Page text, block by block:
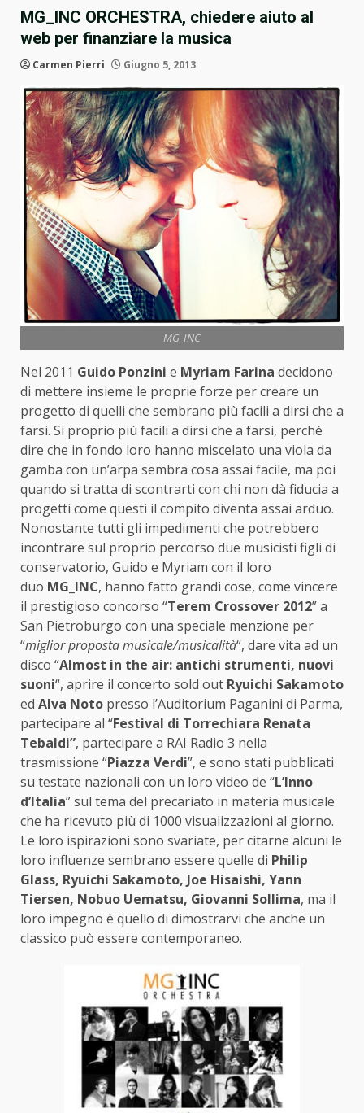
MG_INC ORCHESTRA, chiedere aiuto al
web per finanziare la musica
Carmen Pierri Giugno 5, 2013
MG_INC
Nel 2011 Guido Ponzini e Myriam Farina decidono
di mettere insieme le proprie forze per creare un
progetto di quelli che sembrano più facili a dirsi che a
farsi. Si proprio più facili a dirsi che a farsi, perché
dire che in fondo loro hanno miscelato una viola da
gamba con un’arpa sembra cosa assai facile, ma poi
quando si tratta di scontrarti con chi non dà fiducia a
progetti come questi il compito diventa assai arduo.
Nonostante tutti gli impedimenti che potrebbero
incontrare sul proprio percorso due musicisti figli di
conservatorio, Guido e Myriam con il loro
duo MG_INC, hanno fatto grandi cose, come vincere
il prestigioso concorso “Terem Crossover 2012” a
San Pietroburgo con una speciale menzione per
“miglior proposta musicale/musicalità“, dare vita ad un
disco “Almost in the air: antichi strumenti, nuovi
suoni“, aprire il concerto sold out Ryuichi Sakamoto
ed Alva Noto presso l’Auditorium Paganini di Parma,
partecipare al “Festival di Torrechiara Renata
Tebaldi”, partecipare a RAI Radio 3 nella
trasmissione “Piazza Verdi”, e sono stati pubblicati
su testate nazionali con un loro video de “L’Inno
d’Italia” sul tema del precariato in materia musicale
che ha ricevuto più di 1000 visualizzazioni al giorno.
Le loro ispirazioni sono svariate, per citarne alcuni le
loro influenze sembrano essere quelle di Philip
Glass, Ryuichi Sakamoto, Joe Hisaishi, Yann
Tiersen, Nobuo Uematsu, Giovanni Sollima, ma il
loro impegno è quello di dimostrarvi che anche un
classico può essere contemporaneo.